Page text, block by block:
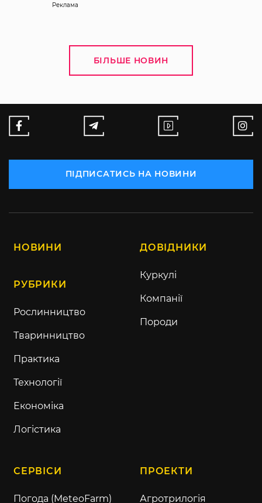
Реклама
БІЛЬШЕ НОВИН
ПІДПИСАТИСЬ НА НОВИНИ
НОВИНИ
РУБРИКИ
Рослинництво
Тваринництво
Практика
Технології
Економіка
Логістика
ДОВІДНИКИ
Куркулі
Компанії
Породи
СЕРВІСИ
Погода (MeteoFarm)
ПРОЕКТИ
Агротрилогія